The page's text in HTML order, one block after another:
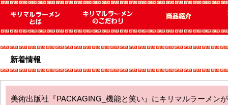
新着情報
美術出版社『PACKAGING_機能と笑い』にキリマルラーメン